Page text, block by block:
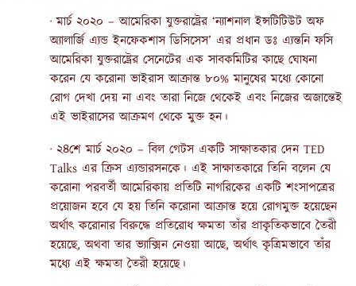
· মার্চ ২০২০ – আমেরিকা যুক্তরাষ্ট্রের ‘ন্যাশনাল ইন্সটিটিউট অফ
অ্যালার্জি এ্যন্ড ইনফেকশাস ডিসিসেস’ এর প্রধান ডঃ এ্যন্তনি ফসি
আমেরিকা যুক্তরাষ্ট্রের সেনেটের এক সাবকমিটির কাছে ঘোষনা
করেন যে করোনা ভাইরাস আক্রান্ত ৮০% মানুষের মধ্যে কোনো
রোগ দেখা দেয় না এবং তারা নিজে থেকেই এবং নিজের অজান্তেই
এই ভাইরাসের আক্রমণ থেকে মুক্ত হন।
· ২৪শে মার্চ ২০২০ – বিল গেটস একটি সাক্ষাতকার দেন TED
Talks এর ক্রিস এ্যন্ডারসনকে। এই সাক্ষাতকারে তিনি বলেন যে
করোনা পরবর্তী আমেরিকায় প্রতিটি নাগরিকের একটি শংসাপত্রের
প্রয়োজন হবে যে হয় তিনি করোনা আক্রান্ত হয়ে রোগমুক্ত হয়েছেন
অর্থাৎ করোনার বিরুদ্ধে প্রতিরোধ ক্ষমতা তাঁর প্রাকৃতিকভাবে তৈরী
হয়েছে, অথবা তার ভ্যাক্সিন নেওয়া আছে, অর্থাৎ কৃত্রিমভাবে তাঁর
মধ্যে এই ক্ষমতা তৈরী হয়েছে।